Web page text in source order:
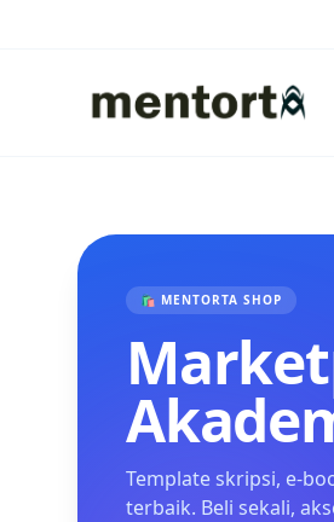
🛍️ MENTORTA SHOP
Template skripsi, e-
terbaik. Beli sekali,